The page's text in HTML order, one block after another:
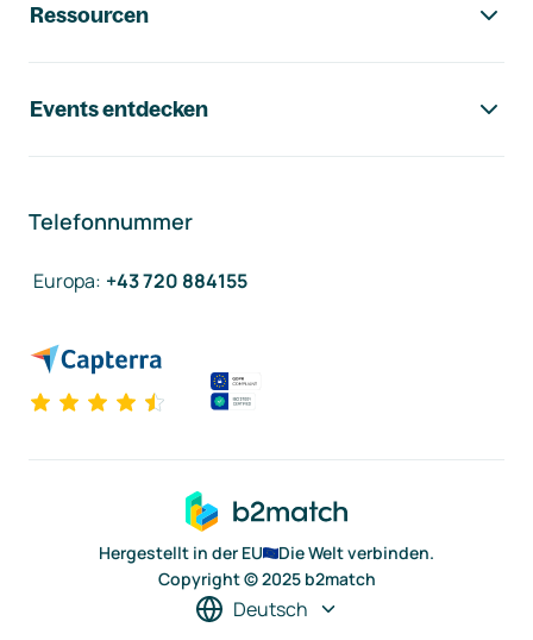
Ressourcen
Events entdecken
Telefonnummer
Europa: +43 720 884155
Hergestellt in der EU
Die Welt verbinden.
Copyright © 2025 b2match
Deutsch